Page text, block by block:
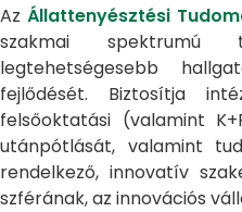
AzÁllattenyésztési
szakmai spektrumú
legtehetségesebb
fejlődését. Biztosítja
felsőoktatási (valamint
utánpótlását, valamint
rendelkező, innovatív
szférának, az innovációs